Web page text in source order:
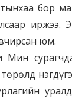
бор
юм.